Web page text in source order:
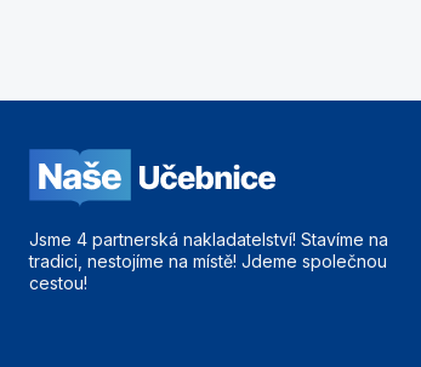
Jsme 4 partnerská nakladatelství! Stavíme na
tradici, nestojíme na místě! Jdeme společnou
cestou!